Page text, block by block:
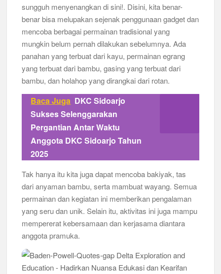
sungguh menyenangkan di sini!. Disini, kita benar-
benar bisa melupakan sejenak penggunaan gadget dan
mencoba berbagai permainan tradisional yang
mungkin belum pernah dilakukan sebelumnya. Ada
panahan yang terbuat dari kayu, permainan egrang
yang terbuat dari bambu, gasing yang terbuat dari
bambu, dan holahop yang dirangkai dari rotan.
Baca Juga DKC Sidoarjo
Sukses Selenggarakan
Pergantian Antar Waktu
Anggota DKC Sidoarjo Tahun
2025
Tak hanya itu kita juga dapat mencoba bakiyak, tas
dari anyaman bambu, serta mambuat wayang. Semua
permainan dan kegiatan ini memberikan pengalaman
yang seru dan unik. Selain itu, aktivitas ini juga mampu
mempererat kebersamaan dan kerjasama diantara
anggota pramuka.